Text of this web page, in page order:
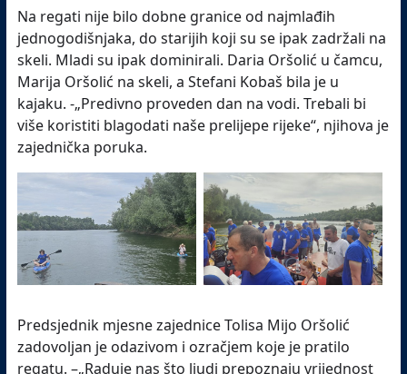
Na regati nije bilo dobne granice od najmlađih
jednogodišnjaka, do starijih koji su se ipak zadržali na
skeli. Mladi su ipak dominirali. Daria Oršolić u čamcu,
Marija Oršolić na skeli, a Stefani Kobaš bila je u
kajaku. -„Predivno proveden dan na vodi. Trebali bi
više koristiti blagodati naše prelijepe rijeke“, njihova je
zajednička poruka.
Predsjednik mjesne zajednice Tolisa Mijo Oršolić
zadovoljan je odazivom i ozračjem koje je pratilo
regatu. –„Raduje nas što ljudi prepoznaju vrijednost